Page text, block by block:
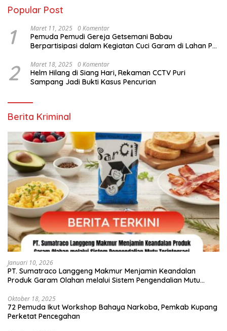
Popular Post
1 Maret 11, 2025 0 Komentar
Pemuda Pemudi Gereja Getsemani Babau
Berpartisipasi dalam Kegiatan Cuci Garam di Lahan PT.
Kegiatan Paskah
2 Maret 18, 2025 0 Komentar
Helm Hilang di Siang Hari, Rekaman CCTV Puri
Sampang Jadi Bukti Kasus Pencurian
Berita Kriminal
Januari 10, 2026
PT. Sumatraco Langgeng Makmur Menjamin Keandalan
Produk Garam Olahan melalui Sistem Pengendalian Mutu
Oktober 18, 2025
72 Pemuda Ikut Workshop Bahaya Narkoba, Pemkab Kupang
Perketat Pencegahan